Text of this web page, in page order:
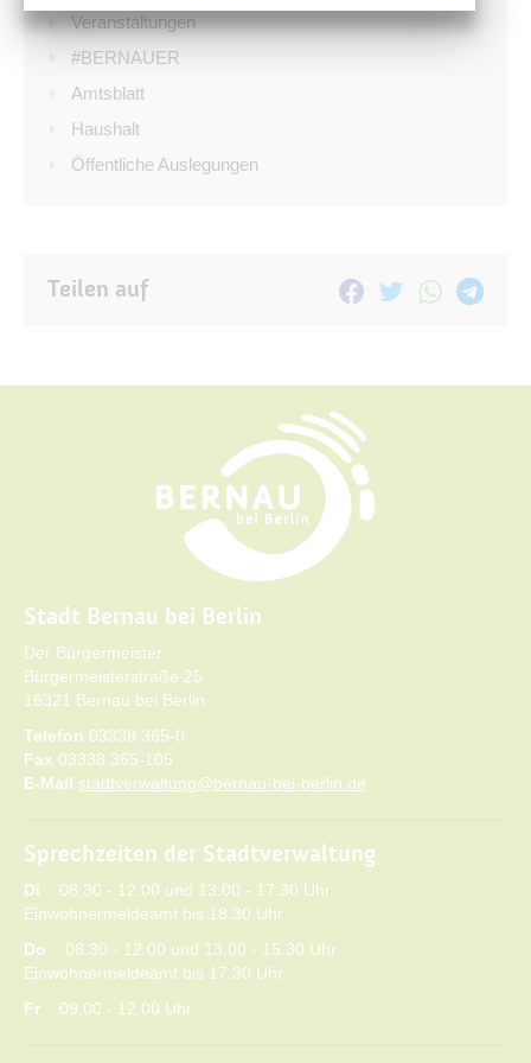
Veranstaltungen
#BERNAUER
Amtsblatt
Haushalt
Öffentliche Auslegungen
Teilen auf
Stadt Bernau bei Berlin
Der Bürgermeister
Bürgermeisterstraße 25
16321 Bernau bei Berlin
Telefon 03338 365-0
Fax 03338 365-105
E-Mail stadtverwaltung@bernau-bei-berlin.de
Sprechzeiten der Stadtverwaltung
Di 08.30 - 12.00 und 13.00 - 17.30 Uhr
Einwohnermeldeamt bis 18.30 Uhr
Do 08.30 - 12.00 und 13.00 - 15.30 Uhr
Einwohnermeldeamt bis 17.30 Uhr
Fr 09.00 - 12.00 Uhr